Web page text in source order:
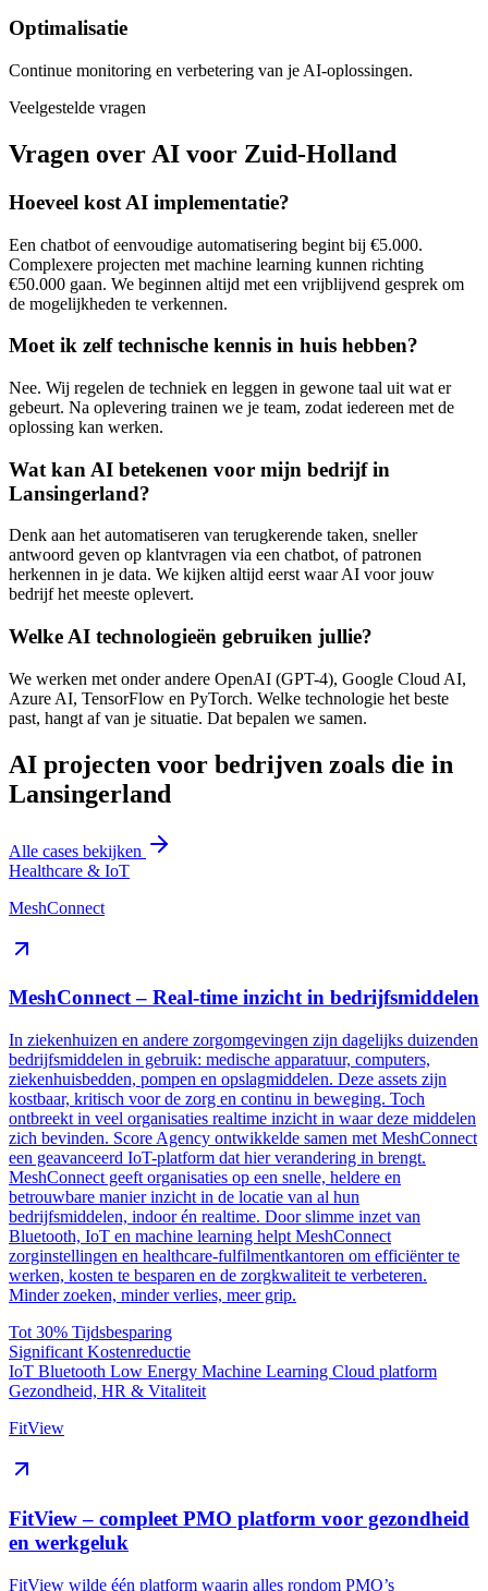
Optimalisatie
Continue monitoring en verbetering van je AI-oplossingen.
Veelgestelde vragen
Vragen over AI voor Zuid-Holland
Hoeveel kost AI implementatie?
Een chatbot of eenvoudige automatisering begint bij €5.000.
Complexere projecten met machine learning kunnen richting
€50.000 gaan. We beginnen altijd met een vrijblijvend gesprek om
de mogelijkheden te verkennen.
Moet ik zelf technische kennis in huis hebben?
Nee. Wij regelen de techniek en leggen in gewone taal uit wat er
gebeurt. Na oplevering trainen we je team, zodat iedereen met de
oplossing kan werken.
Wat kan AI betekenen voor mijn bedrijf in
Lansingerland?
Denk aan het automatiseren van terugkerende taken, sneller
antwoord geven op klantvragen via een chatbot, of patronen
herkennen in je data. We kijken altijd eerst waar AI voor jouw
bedrijf het meeste oplevert.
Welke AI technologieën gebruiken jullie?
We werken met onder andere OpenAI (GPT-4), Google Cloud AI,
Azure AI, TensorFlow en PyTorch. Welke technologie het beste
past, hangt af van je situatie. Dat bepalen we samen.
AI projecten voor bedrijven zoals die in
Lansingerland
Alle cases bekijken
Healthcare & IoT
MeshConnect
MeshConnect – Real-time inzicht in bedrijfsmiddelen
In ziekenhuizen en andere zorgomgevingen zijn dagelijks duizenden
bedrijfsmiddelen in gebruik: medische apparatuur, computers,
ziekenhuisbedden, pompen en opslagmiddelen. Deze assets zijn
kostbaar, kritisch voor de zorg en continu in beweging. Toch
ontbreekt in veel organisaties realtime inzicht in waar deze middelen
zich bevinden. Score Agency ontwikkelde samen met MeshConnect
een geavanceerd IoT-platform dat hier verandering in brengt.
MeshConnect geeft organisaties op een snelle, heldere en
betrouwbare manier inzicht in de locatie van al hun
bedrijfsmiddelen, indoor én realtime. Door slimme inzet van
Bluetooth, IoT en machine learning helpt MeshConnect
zorginstellingen en healthcare-fulfilmentkantoren om efficiënter te
werken, kosten te besparen en de zorgkwaliteit te verbeteren.
Minder zoeken, minder verlies, meer grip.
Tot 30% Tijdsbesparing
Significant Kostenreductie
IoT Bluetooth Low Energy Machine Learning Cloud platform
Gezondheid, HR & Vitaliteit
FitView
FitView – compleet PMO platform voor gezondheid
en werkgeluk
FitView wilde één platform waarin alles rondom PMO’s